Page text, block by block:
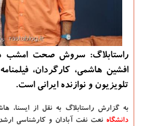
راستابلاگ: سروش صحت امشب در
افشین هاشمی، كارگردان،
تلویزیون و نوازنده ایرانی است.
به گزارش راستابلاگ به نقل از
دانشگاه‌ نعت نفت آبادان و كارشناسی ارشد